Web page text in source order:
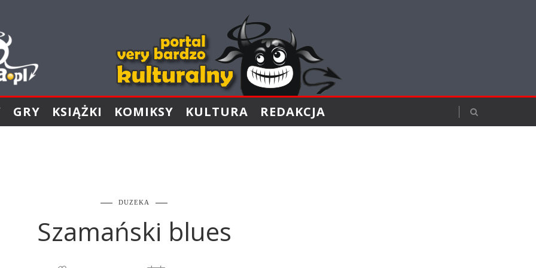
GRY KSIĄŻKI KOMIKSY KULTURA REDAKCJA
DUZEKA
Szamański blues